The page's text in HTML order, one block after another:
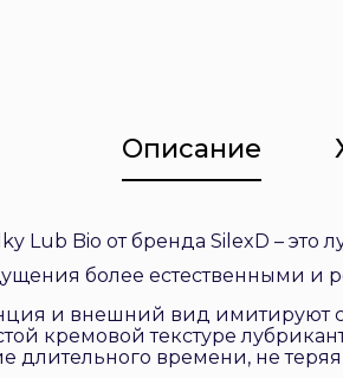
Описание
Lub Bio от бренда SilexD – это
более естественными и
и внешний вид имитируют
кремовой текстуре
длительного времени, не теряя